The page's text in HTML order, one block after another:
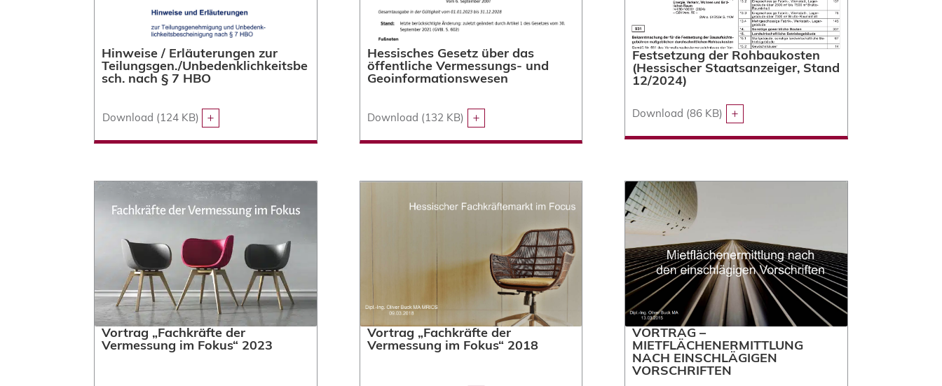
Hinweise / Erläuterungen zur
Teilungsgen./Unbedenklichkeitsbe
sch. nach § 7 HBO
Download (124 KB)
Hessisches Gesetz über das
öffentliche Vermessungs- und
Geoinformationswesen
Download (132 KB)
Festsetzung der Rohbaukosten
(Hessischer Staatsanzeiger, Stand
12/2024)
Download (86 KB)
Vortrag „Fachkräfte der
Vermessung im Fokus“ 2023
Vortrag „Fachkräfte der
Vermessung im Fokus“ 2018
VORTRAG –
MIETFLÄCHENERMITTLUNG
NACH EINSCHLÄGIGEN
VORSCHRIFTEN